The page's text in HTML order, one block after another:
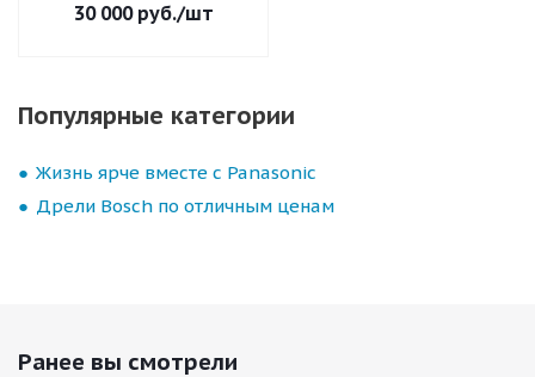
30 000руб./шт
Популярные категории
Жизнь ярче вместе с Panasonic
Дрели Bosch по отличным ценам
Ранее вы смотрели